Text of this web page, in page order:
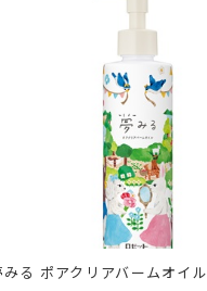
みる ポアクリアバームオイル